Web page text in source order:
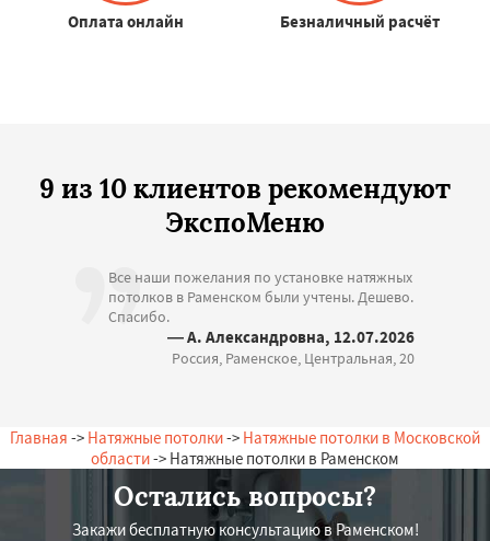
Оплата онлайн Безналичный расчёт
9 из 10 клиентов рекомендуют
ЭкспоМеню
Все наши пожелания по установке натяжных
потолков в Раменском были учтены. Дешево.
Спасибо.
— А. Александровна, 12.07.2026
Россия, Раменское, Центральная, 20
Главная -> Натяжные потолки-> Натяжные потолки в Московской
области-> Натяжные потолки в Раменском
Остались вопросы?
Закажи бесплатную консультацию в Раменском!